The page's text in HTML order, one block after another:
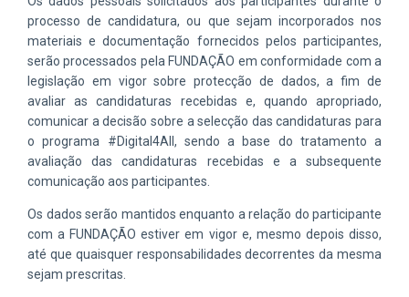
processo de candidatura, ou que sejam incorporados nos
materiais e documentação fornecidos pelos participantes,
serão processados pela FUNDAÇÃO em conformidade com a
legislação em vigor sobre protecção de dados, a fim de
avaliar as candidaturas recebidas e, quando apropriado,
comunicar a decisão sobre a selecção das candidaturas para
o programa #Digital4All, sendo a base do tratamento a
avaliação das candidaturas recebidas e a subsequente
comunicação aos participantes.
Os dados serão mantidos enquanto a relação do participante
com a FUNDAÇÃO estiver em vigor e, mesmo depois disso,
até que quaisquer responsabilidades decorrentes da mesma
sejam prescritas.